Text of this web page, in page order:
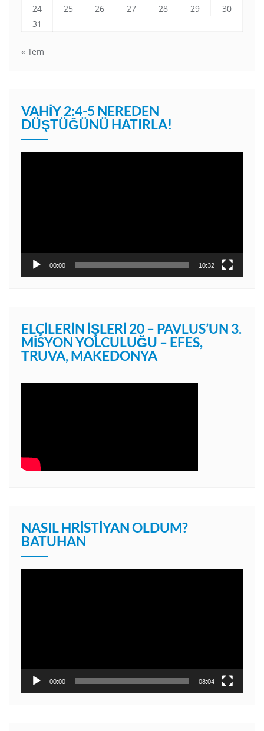
24
25 26 27 28 29
30
31
« Tem
VAHIY 2:4-5 NEREDEN
DÜŞTÜĞÜNÜ HATIRLA!
00:00 10:32
ELÇILERIN İŞLERI 20 – PAVLUS’UN 3.
MISYON YOLCULUĞU – EFES,
TRUVA, MAKEDONYA
NASIL HRISTIYAN OLDUM?
BATUHAN
00:00 08:04